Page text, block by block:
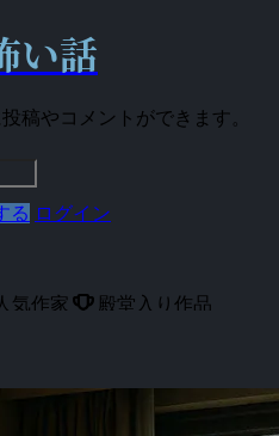
い話
稿やコメントができます。
る ログイン
気作家 emoji_events 殿堂入り作品